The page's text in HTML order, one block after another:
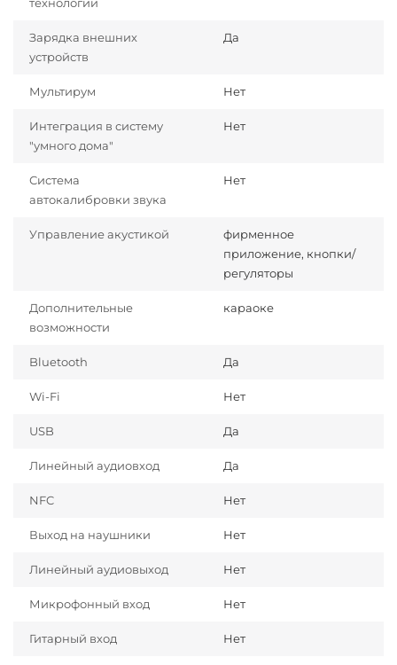
Зарядка внешних
устройств
Да
Мультирум Нет
Интеграция в систему
"умного дома"
Нет
Система
автокалибровки звука
Нет
Управление акустикой
фирменное
приложение, кнопки/
регуляторы
Дополнительные
возможности
караоке
Bluetooth Да
Wi-Fi Нет
USB Да
Линейный аудиовход Да
NFC Нет
Выход на наушники Нет
Линейный аудиовыход Нет
Микрофонный вход Нет
Гитарный вход Нет